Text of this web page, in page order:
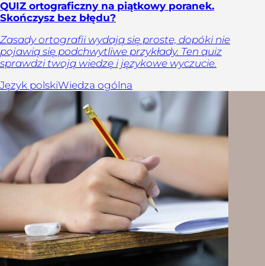
QUIZ ortograficzny na piątkowy poranek.
Skończysz bez błędu?
Zasady ortografii wydają się proste, dopóki nie
pojawią się podchwytliwe przykłady. Ten quiz
sprawdzi twoją wiedzę i językowe wyczucie.
Język polskiWiedza ogólna